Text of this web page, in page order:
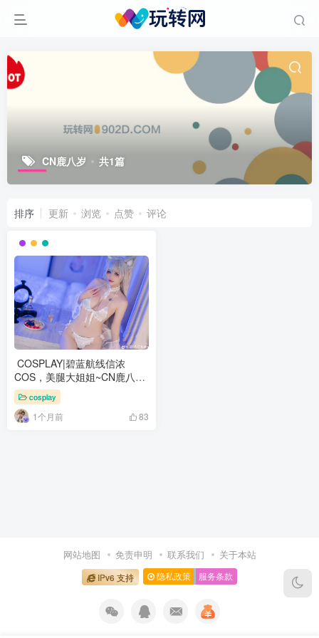
CN鹿八岁 共1篇
排序 更新 浏览 点赞 评论
COSPLAY|碧蓝航线信浓
COS，美腿大姐姐~CN鹿八岁
babycosplay
1个月前 83
网站地图 免责申明 联系我们 关于本站
IPv6 支持 隐私政策 服务条款